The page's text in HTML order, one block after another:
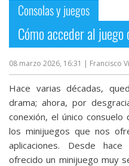
Consolas y juegos
Cómo acceder al
08 marzo 2026, 16:31 | Francisco
Hace varias décadas,
drama; ahora, por
conexión, el único
los minijuegos que nos
aplicaciones. Desde
ofrecido un minijuego muy